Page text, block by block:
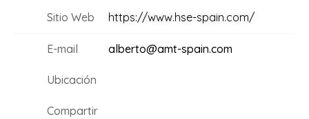
Sitio Web https://www.hse-spain.com/
E-mail alberto@amt-spain.com
Ubicación
Compartir